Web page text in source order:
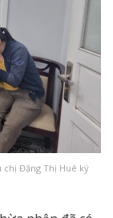
chị Đặng Thị Huê ký